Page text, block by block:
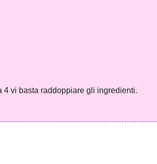
4 vi basta raddoppiare gli ingredienti.